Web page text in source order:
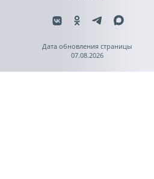
Дата обновления страницы
07.08.2026